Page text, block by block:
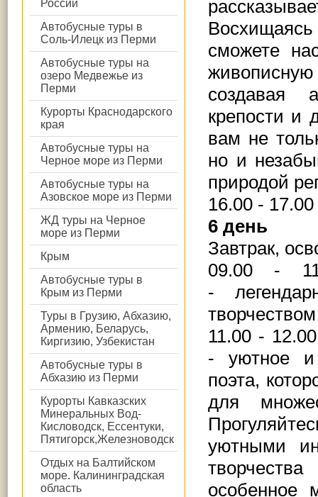
России
Автобусные туры в
Соль-Илецк из Перми
Автобусные туры на
озеро Медвежье из
Перми
Курорты Краснодарского
края
Автобусные туры на
Черное море из Перми
Автобусные туры на
Азовское море из Перми
ЖД туры на Черное
море из Перми
Крым
Автобусные туры в
Крым из Перми
Туры в Грузию, Абхазию,
Армению, Беларусь,
Киргизию, Узбекистан
Автобусные туры в
Абхазию из Перми
Курорты Кавказских
Минеральных Вод-
Кисловодск, Ессентуки,
Пятигорск,Железноводск
Отдых на Балтийском
море. Калининградская
область
сможете
создавая
крепости и
вам не
но и
природой
16.00 -
6 день
Завтрак,
09.00 -
-
11.00 -
- уютное и
поэта,
для
уютными
особенное